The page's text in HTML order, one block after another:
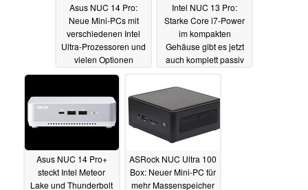
Asus NUC 14 Pro:
Neue Mini-PCs mit
verschiedenen Intel
Ultra-Prozessoren und
vielen Optionen
18.02.2024
Intel NUC 13 Pro:
Starke Core i7-Power
im kompakten
Gehäuse gibt es jetzt
auch komplett passiv
Asus NUC 14 Pro+
steckt Intel Meteor
Lake und Thunderbolt
ASRock NUC Ultra 100
Box: Neuer Mini-PC für
mehr Massenspeicher